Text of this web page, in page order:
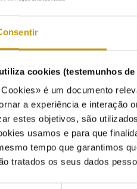
cookies (testemunhos de
é um documento
a experiência e interação
estes objetivos, são
usamos e para que
tempo que garantimos
tratados os seus dados
A Entidade Reguladora
de Mercados de
OMIP e da REN e
O encontro permitiu
energia eléctrica, bem
Nesse sentido, foi
mercado único
harmonização
Relativamente ao
papel que o Brasil